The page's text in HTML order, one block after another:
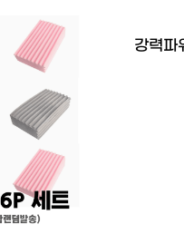
강력파